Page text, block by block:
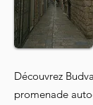
Découvrez
promenade